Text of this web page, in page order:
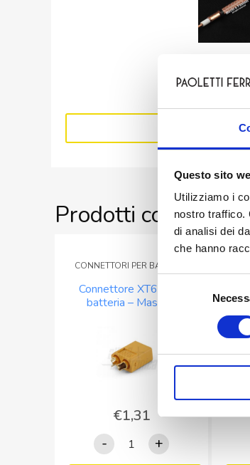
Questo sito
Utilizziamo i
nostro traffico.
di analisi dei
che hanno
-
5
50
Ohm
da
5,4
mm
Messi
&
Add to
Prodotti correlati
CONNETTORI PER BATTERIE
Connettore XT60 per
batteria – Maschio
€1,31
-
Connettore
+